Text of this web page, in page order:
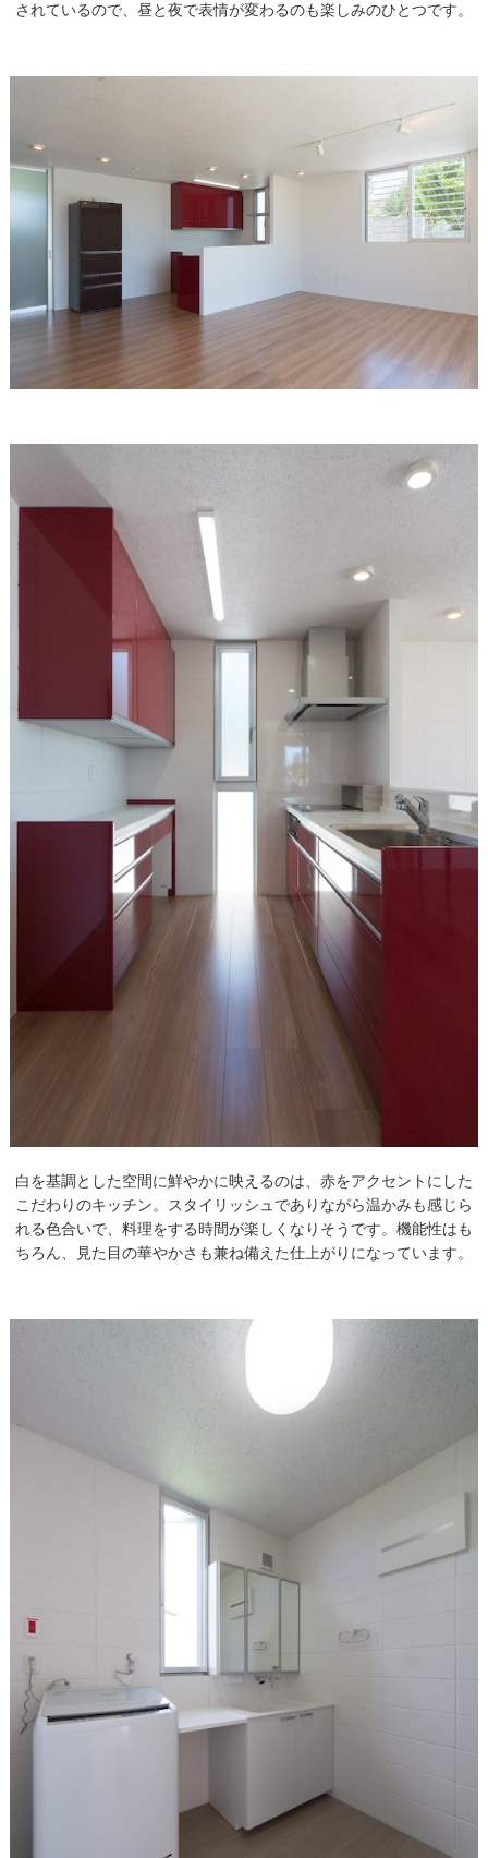
されているので、昼と夜で表情が変わるのも楽しみのひとつです。
白を基調とした空間に鮮やかに映えるのは、赤をアクセントにした
こだわりのキッチン。スタイリッシュでありながら温かみも感じら
れる色合いで、料理をする時間が楽しくなりそうです。機能性はも
ちろん、見た目の華やかさも兼ね備えた仕上がりになっています。